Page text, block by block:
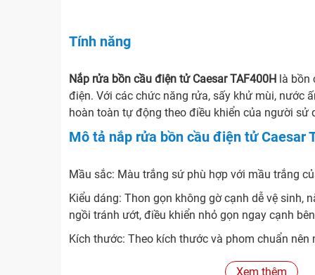
Tính năng
Nắp rửa bồn cầu điện tử Caesar TAF400H là
điện. Với các chức năng rửa, sấy khử mùi, nước
hoàn toàn tự động theo điều khiển của người sử
Mô tả nắp rửa bồn cầu điện tử Caesar
Mầu sắc: Màu trắng sứ phù hợp với mầu trắng
Kiểu dáng: Thon gọn không gờ cạnh dễ vệ sinh,
ngồi tránh ướt, điều khiển nhỏ gọn ngay cạnh
Kích thước: Theo kích thước và phom chuẩn
Xem thêm